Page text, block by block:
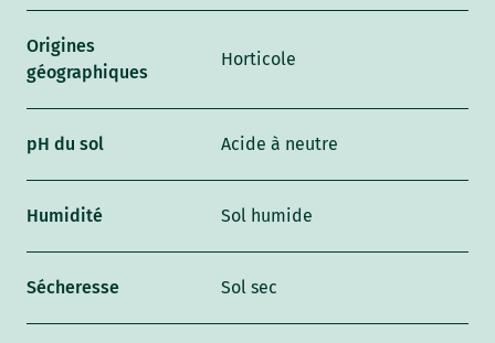
Origines
géographiques
Horticole
pH du sol Acide à neutre
Humidité Sol humide
Sécheresse Sol sec